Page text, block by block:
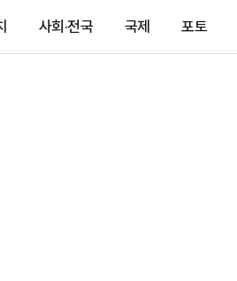
사회·전국 국제 포토